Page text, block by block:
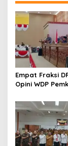
Empat Fraksi
Opini WDP
Kelola